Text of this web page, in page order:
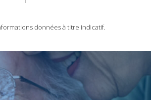
données à titre indicatif.